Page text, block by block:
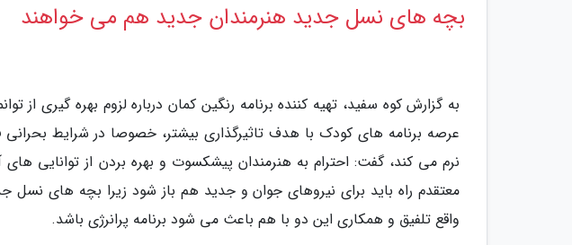
بچه های نسل جدید هنرمندان جدید هم می خواهند
به گزارش کوه سفید، تهیه کننده برنامه رنگین کمان درباره لزوم بهره گیری
عرصه برنامه های کودک با هدف تاثیرگذاری بیشتر، خصوصا در شرایط
نرم می کند، گفت: احترام به هنرمندان پیشکسوت و بهره بردن از توانایی
معتقدم راه باید برای نیروهای جوان و جدید هم باز شود زیرا بچه های
واقع تلفیق و همکاری این دو با هم باعث می شود برنامه پرانرژی باشد.